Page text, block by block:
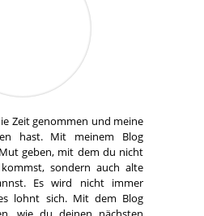
Zeit genommen und meine
hast. Mit meinem Blog
geben, mit dem du nicht
sondern auch alte
Es wird nicht immer
lohnt sich. Mit dem Blog